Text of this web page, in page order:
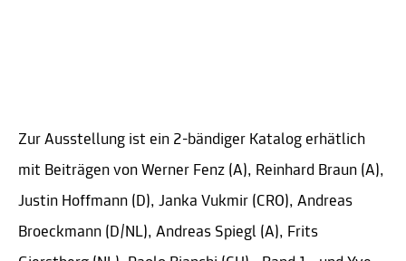
Zur Ausstellung ist ein 2-bändiger Katalog erhätlich
mit Beiträgen von Werner Fenz (A), Reinhard Braun (A),
Justin Hoffmann (D), Janka Vukmir (CRO), Andreas
Broeckmann (D/NL), Andreas Spiegl (A), Frits